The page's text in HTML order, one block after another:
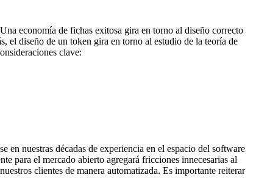
economía de fichas exitosa gira en torno al diseño correcto
el diseño de un token gira en torno al estudio de la teoría de
clave:
nuestras décadas de experiencia en el espacio del software
para el mercado abierto agregará fricciones innecesarias al
clientes de manera automatizada. Es importante reiterar